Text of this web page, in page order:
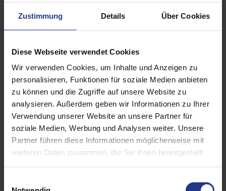
Zustimmung Details Über Cookies
Diese Webseite verwendet Cookies
Wir verwenden Cookies, um Inhalte und Anzeigen zu
personalisieren, Funktionen für soziale Medien anbieten
zu können und die Zugriffe auf unsere Website zu
analysieren. Außerdem geben wir Informationen zu Ihrer
Verwendung unserer Website an unsere Partner für
soziale Medien, Werbung und Analysen weiter. Unsere
Partner führen diese Informationen möglicherweise mit
weiteren Daten zusammen, die Sie ihnen bereitgestellt
unserer Datenschutzerklärung.
Lifting points